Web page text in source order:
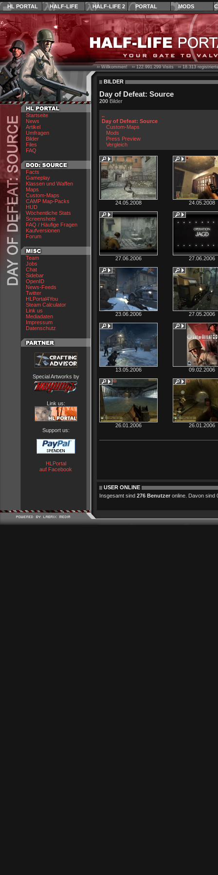
HL PORTAL HALF-LIFE HALF-LIFE 2 PORTAL MODS
Startseite
News
Artikel
Umfragen
Bilder
Files
FAQ
Facts
Gameplay
Klassen und Waffen
Maps
Custom-Maps
CAMP Map-Packs
HUD
Wöchentliche Stats
Screenshots
FAQ / Häufige Fragen
Kaufversionen
Forum
Team
Jobs
Chat
Sidebar
OpenID
News-Feeds
Twitter
HLPortal4You
Steam Calculator
Link us
Mediadaten
Impressum
Datenschutz
Special Artworks by
Link us:
Support us:
HLPortal
auf Facebook
›› Willkommen! ››122.991.299Visits ››18.313
BILDER
Day of Defeat: Source
200 Bilder
..
Day of Defeat: Source
Custom-Maps
Mods
Press Preview
Vergleich
24.05.2008 24.05.2008
27.06.2006 27.06.2006
23.06.2006 27.05.2006
13.05.2006 09.02.2006
26.01.2006 26.01.2006
USER ONLINE
Insgesamt sind 276 Benutzer online. Davon sind